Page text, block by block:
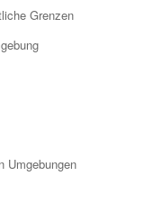
Grenzen
Umgebungen